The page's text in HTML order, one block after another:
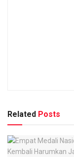
Related Posts